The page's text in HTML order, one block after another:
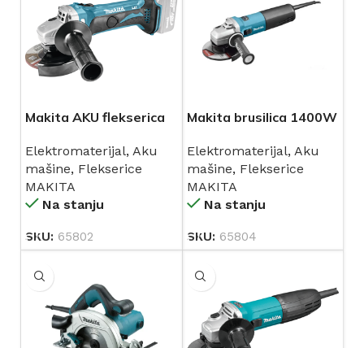
Makita AKU flekserica
Elektromaterijal, Aku
mašine, Flekserice
MAKITA
Na stanju
SKU: 65802
Makita brusilica 1400W
Elektromaterijal, Aku
mašine, Flekserice
MAKITA
Na stanju
SKU: 65804